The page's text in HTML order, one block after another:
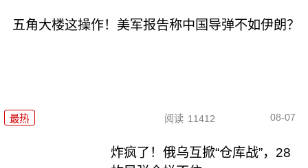
五角大楼这操作！美军报告称中国导弹不如伊朗？
最热 阅读 11412 08-07
炸疯了！俄乌互掀“仓库战”，28